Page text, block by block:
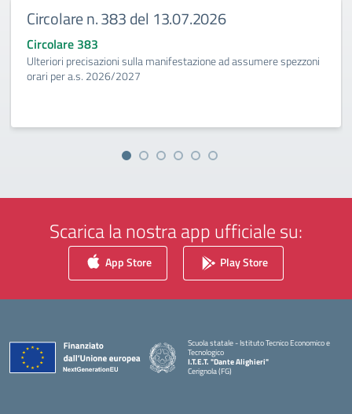
Circolare n. 383 del 13.07.2026
Circolare 383
Ulteriori precisazioni sulla manifestazione ad assumere spezzoni
orari per a.s. 2026/2027
Scarica la nostra app ufficiale su:
App Store Play Store
Scuola statale - Istituto Tecnico Economico e
Tecnologico
I.T.E.T. "Dante Alighieri"
Cerignola (FG)
— Visita la pagina iniziale della scuola